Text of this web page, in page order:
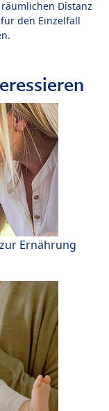
Distanz
den Einzelfall
Ernährung